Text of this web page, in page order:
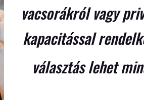
vacsorákról vagy
kapacitással
választás lehet